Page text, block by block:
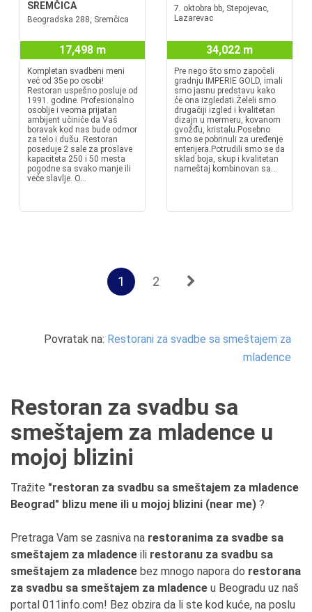
SREMČICA
Beogradska 288, Sremčica
17,498 m
Kompletan svadbeni meni
već od 35e po osobi!
Restoran uspešno posluje od
1991. godine. Profesionalno
osoblje i veoma prijatan
ambijent učiniće da Vaš
boravak kod nas bude odmor
za telo i dušu. Restoran
poseduje 2 sale za proslave
kapaciteta 250 i 50 mesta
pogodne sa svako manje ili
veće slavlje. O...
7. oktobra bb, Stepojevac,
Lazarevac
34,022 m
Pre nego što smo započeli
gradnju IMPERIE GOLD, imali
smo jasnu predstavu kako
će ona izgledati.Želeli smo
drugačiji izgled i kvalitetan
dizajn u mermeru, kovanom
gvožđu, kristalu.Posebno
smo se pobrinuli za uređenje
enterijera.Potrudili smo se da
sklad boja, skup i kvalitetan
nameštaj kombinovan sa...
1 2
Povratak na: Restorani za svadbe sa smeštajem za
mladence
Restoran za svadbu sa
smeštajem za mladence u
mojoj blizini
Tražite "restoran za svadbu sa smeštajem za mladence
Beograd" blizu mene ili u mojoj blizini (near me) ?
Pretraga Vam se zasniva na restoranima za svadbe sa
smeštajem za mladence ili restoranu za svadbu sa
smeštajem za mladence bez mnogo napora do restorana
za svadbu sa smeštajem za mladence u Beogradu uz naš
portal 011info.com! Bez obzira da li ste kod kuće, na poslu